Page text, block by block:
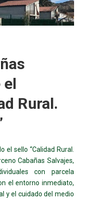
el
Rural.
el sello “Calidad Rural.
Cabañas Salvajes,
con parcela
el entorno inmediato,
y el cuidado del medio